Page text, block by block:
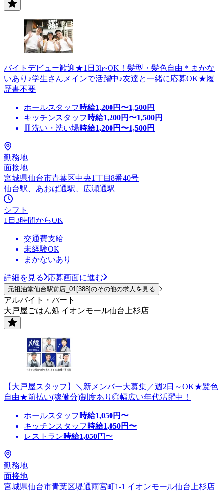
バイトデビュー歓迎★1日3h~OK！髪型・髪色自由＊まかな
いあり♪学生さんメインで活躍中♪友達と一緒に応募OK★履
歴書不要
ホールスタッフ 時給1,200円〜1,500円
キッチンスタッフ 時給1,200円〜1,500円
皿洗い・洗い場時給1,200円〜1,500円
勤務地
面接地
宮城県仙台市青葉区中央1丁目8番40号
仙台駅、あおば通駅、広瀬通駅
シフト
1日3時間からOK
交通費支給
未経験OK
まかないあり
詳細を見る 応募画面に進む
元祖油堂仙台駅前店_01[388]のその他の求人を見る
アルバイト・パート
大戸屋ごはん処 イオンモール仙台上杉店
【大戸屋スタッフ】＼新メンバー大募集／週2日～OK★髪色
自由★前払い(稼働分)制度あり◎幅広い年代活躍中！
ホールスタッフ 時給1,050円〜
キッチンスタッフ 時給1,050円〜
レストラン時給1,050円〜
勤務地
面接地
宮城県仙台市青葉区堤通雨宮町1-1 イオンモール仙台上杉店